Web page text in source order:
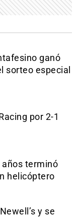
ganó
sorteo especial
por 2-1
años terminó
helicóptero
y se